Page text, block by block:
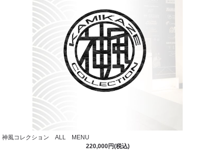
神風コレクション ALL MENU
220,000円(税込)